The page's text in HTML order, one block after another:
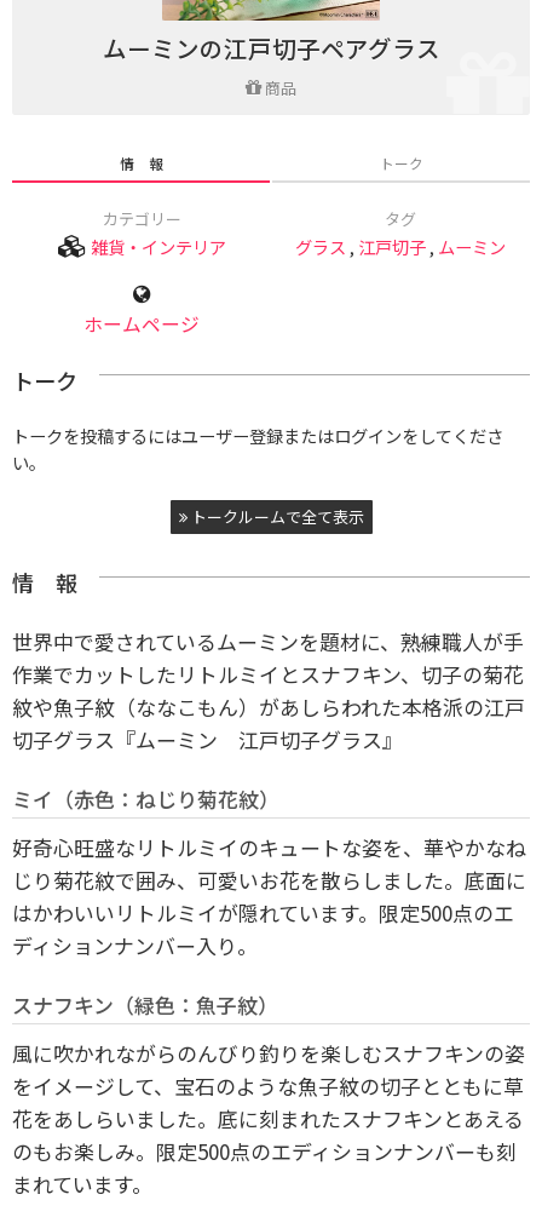
ムーミンの江戸切子ペアグラス
商品
情 報 トーク
カテゴリー
雑貨・インテリア
タグ
グラス , 江戸切子, ムーミン
ホームページ
トーク
トークを投稿するにはユーザー登録またはログインをしてくださ
い。
トークルームで全て表示
情 報
世界中で愛されているムーミンを題材に、熟練職人が手
作業でカットしたリトルミイとスナフキン、切子の菊花
紋や魚子紋（ななこもん）があしらわれた本格派の江戸
切子グラス『ムーミン 江戸切子グラス』
ミイ（赤色：ねじり菊花紋）
好奇心旺盛なリトルミイのキュートな姿を、華やかなね
じり菊花紋で囲み、可愛いお花を散らしました。底面に
はかわいいリトルミイが隠れています。限定500点のエ
ディションナンバー入り。
スナフキン（緑色：魚子紋）
風に吹かれながらのんびり釣りを楽しむスナフキンの姿
をイメージして、宝石のような魚子紋の切子とともに草
花をあしらいました。底に刻まれたスナフキンとあえる
のもお楽しみ。限定500点のエディションナンバーも刻
まれています。